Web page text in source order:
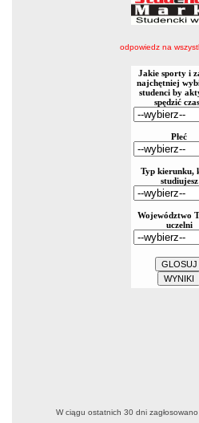
odpowiedz na
W ciągu ostatnich 30 dni zagłosowano